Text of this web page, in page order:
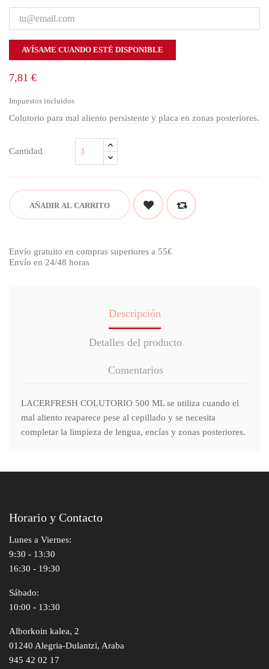
AVÍSAME CUANDO ESTÉ DISPONIBLE
7,81 €
Impuestos incluidos
Colutorio para mal aliento persistente y placa en zonas posteriores.
Cantidad
AÑADIR AL CARRITO
Envío gratuito en compras superiores a 55€
Envío en 24/48 horas
Descripción
Detalles del producto
Comentarios
LACERFRESH COLUTORIO 500 ML se utiliza cuando el
mal aliento reaparece pese al cepillado y se necesita
completar la limpieza de lengua, encías y zonas posteriores.
Horario y Contacto
Lunes a Viernes:
9:30 - 13:30
16:30 - 19:30
Sábado:
10:00 - 13:30
Alborkoin kalea, 2
01240 Alegria-Dulantzi, Araba
945 42 02 17